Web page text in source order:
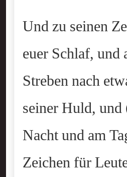
Und zu seinen
euer Schlaf, und
Streben nach
seiner Huld,
Nacht und am
Zeichen für